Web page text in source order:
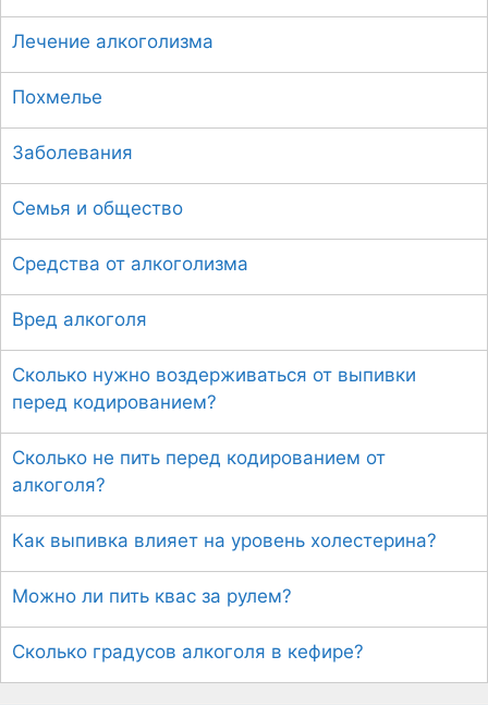
Лечение алкоголизма
Похмелье
Заболевания
Семья и общество
Средства от алкоголизма
Вред алкоголя
Сколько нужно воздерживаться от выпивки
перед кодированием?
Сколько не пить перед кодированием от
алкоголя?
Как выпивка влияет на уровень холестерина?
Можно ли пить квас за рулем?
Сколько градусов алкоголя в кефире?